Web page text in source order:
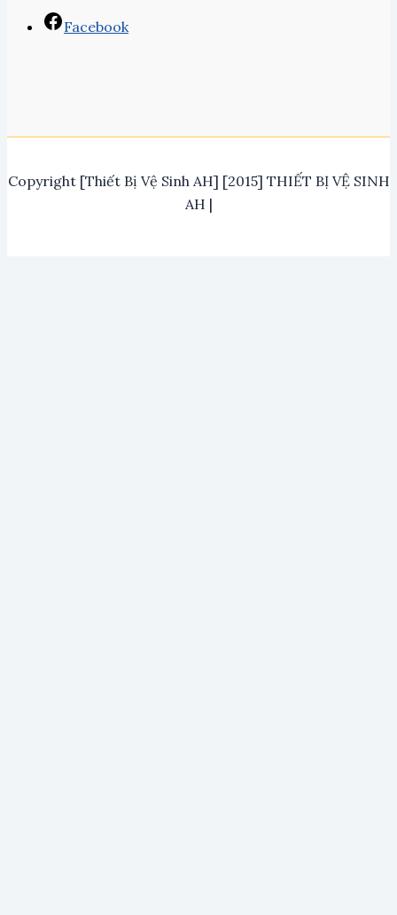
Facebook
Copyright [Thiết Bị Vệ Sinh AH] [2015] THIẾT BỊ VỆ SINH
AH |